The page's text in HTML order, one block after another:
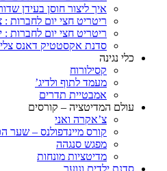
איך ליצור חוסן בעידן
ריטריט חצי יום לחברות :
ריטריט חצי יום לחברות
סדנת אקסטטיק דאנס
כלי נגינה
קסילורוח
מעמד לתוף ולדיג’
אמבטיית תדרים
עולם המדיטציה – קורסים
צ’אקרה ואני
קורס מיינדפולנס – שער
מפגש סנגהה
מדיטציות מונחות
סדנת ילדים ונוער